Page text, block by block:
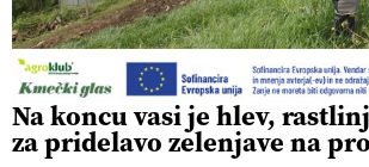
Na koncu vasi je hlev,
za pridelavo zelenjave na